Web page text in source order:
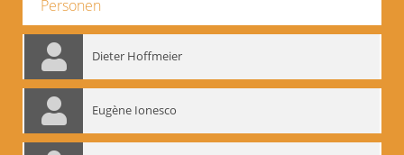
Personen
Dieter Hoffmeier
Eugène Ionesco